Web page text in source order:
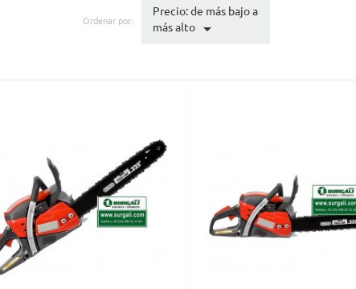
Ordenar por:
Precio: de más bajo a
más alto 